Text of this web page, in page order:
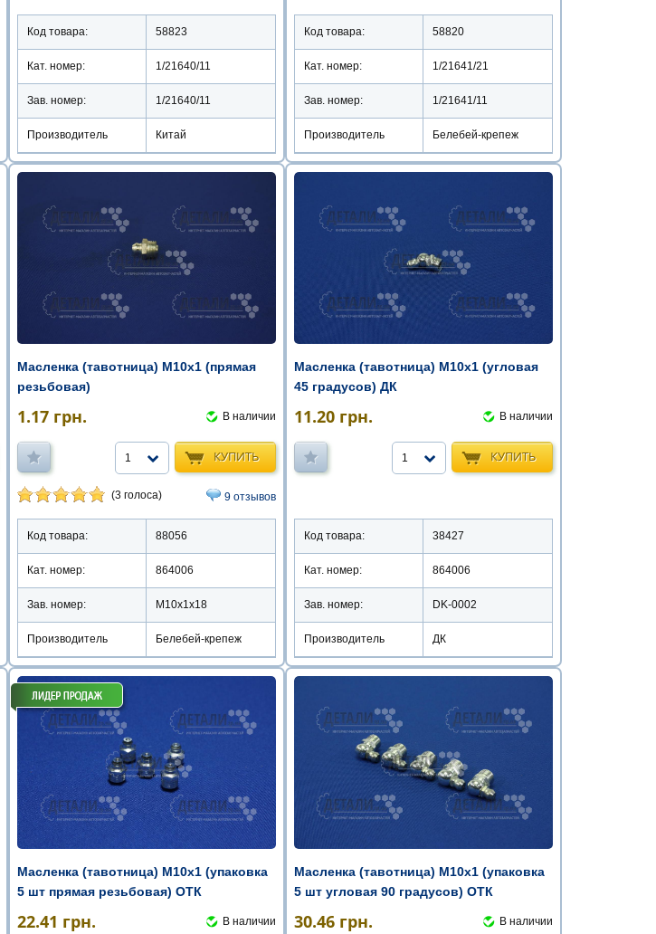
Код товара: 58823
Кат. номер: 1/21640/11
Зав. номер: 1/21640/11
Производитель Китай
Код товара: 58820
Кат. номер: 1/21641/21
Зав. номер: 1/21641/11
Производитель Белебей-крепеж
Масленка (тавотница) М10х1 (прямая
резьбовая)
1.17 грн. В наличии
КУПИТЬ
1
(3 голоса) 9 отзывов
Код товара: 88056
Кат. номер: 864006
Зав. номер: М10х1х18
Производитель Белебей-крепеж
Масленка (тавотница) М10х1 (угловая
45 градусов) ДК
11.20 грн. В наличии
КУПИТЬ
1
Код товара: 38427
Кат. номер: 864006
Зав. номер: DK-0002
Производитель ДК
Масленка (тавотница) М10х1 (упаковка
5 шт прямая резьбовая) ОТК
22.41 грн. В наличии
Масленка (тавотница) М10х1 (упаковка
5 шт угловая 90 градусов) ОТК
30.46 грн. В наличии